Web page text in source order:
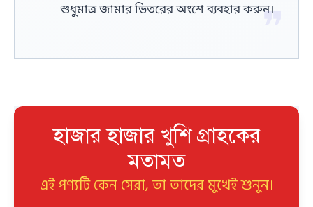
শুধুমাত্র জামার ভিতরের অংশে ব্যবহার করুন।
হাজার হাজার খুশি গ্রাহকের
মতামত
এই পণ্যটি কেন সেরা, তা তাদের মুখেই শুনুন।